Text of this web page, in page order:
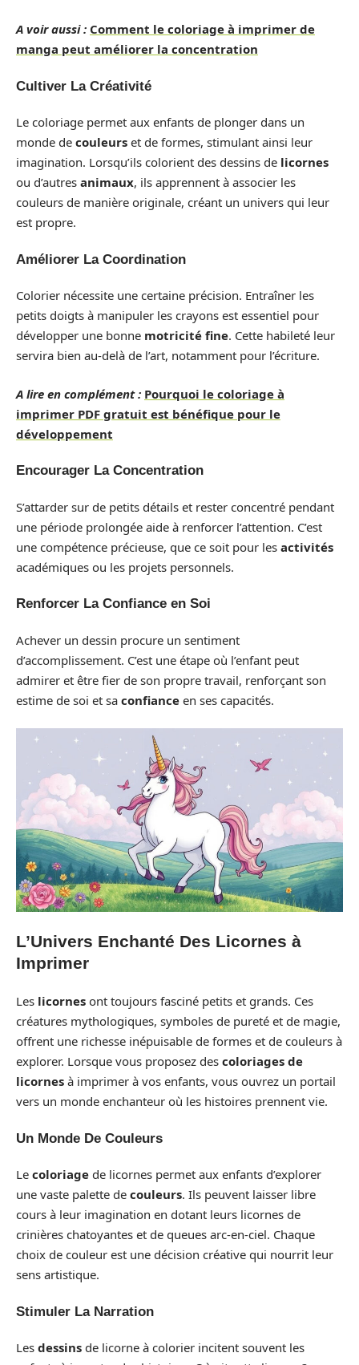
A voir aussi : Comment le coloriage à imprimer de
manga peut améliorer la concentration
Cultiver La Créativité
Le coloriage permet aux enfants de plonger dans un
monde de couleurs et de formes, stimulant ainsi leur
imagination. Lorsqu’ils colorient des dessins de licornes
ou d’autres animaux, ils apprennent à associer les
couleurs de manière originale, créant un univers qui leur
est propre.
Améliorer La Coordination
Colorier nécessite une certaine précision. Entraîner les
petits doigts à manipuler les crayons est essentiel pour
développer une bonne motricité fine. Cette habileté leur
servira bien au-delà de l’art, notamment pour l’écriture.
A lire en complément : Pourquoi le coloriage à
imprimer PDF gratuit est bénéfique pour le
développement
Encourager La Concentration
S’attarder sur de petits détails et rester concentré pendant
une période prolongée aide à renforcer l’attention. C’est
une compétence précieuse, que ce soit pour les activités
académiques ou les projets personnels.
Renforcer La Confiance en Soi
Achever un dessin procure un sentiment
d’accomplissement. C’est une étape où l’enfant peut
admirer et être fier de son propre travail, renforçant son
estime de soi et sa confiance en ses capacités.
L’Univers Enchanté Des Licornes à
Imprimer
Les licornes ont toujours fasciné petits et grands. Ces
créatures mythologiques, symboles de pureté et de magie,
offrent une richesse inépuisable de formes et de couleurs à
explorer. Lorsque vous proposez des coloriages de
licornes à imprimer à vos enfants, vous ouvrez un portail
vers un monde enchanteur où les histoires prennent vie.
Un Monde De Couleurs
Le coloriage de licornes permet aux enfants d’explorer
une vaste palette de couleurs. Ils peuvent laisser libre
cours à leur imagination en dotant leurs licornes de
crinières chatoyantes et de queues arc-en-ciel. Chaque
choix de couleur est une décision créative qui nourrit leur
sens artistique.
Stimuler La Narration
Les dessins de licorne à colorier incitent souvent les